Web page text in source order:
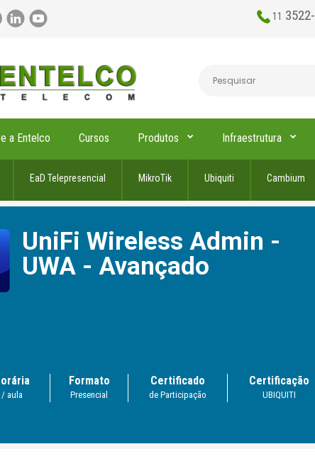
11
a Entelco Cursos Produtos Infraestrutura
EaD Telepresencial MikroTik Ubiquiti Cambium
UniFi Wireless Admin -
UWA - Avançado
/ aula
Formato
Presencial
Certificado
de Participação
Certificação
UBIQUITI